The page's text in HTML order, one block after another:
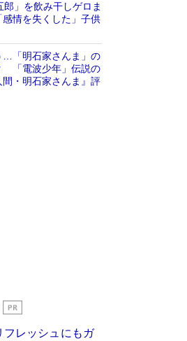
」を飲み干しゲロま
情を失くした」子供
…「明石家さんま」の
「電波少年」伝説の
・明石家さんま』評
18年の物語に幕 特装
フレッシュにもガ